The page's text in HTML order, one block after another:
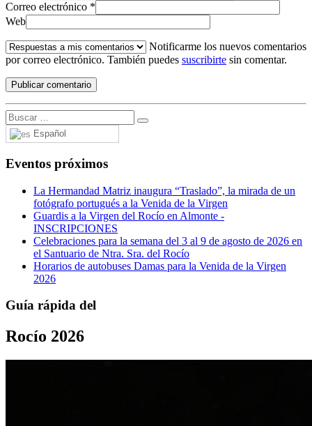
Correo electrónico *
Web
Notificarme los nuevos comentarios
por correo electrónico. También puedes suscribirte sin comentar.
Español
Eventos próximos
La Hermandad Matriz inaugura “Traslado”, la mirada de un
fotógrafo portugués a la Venida de la Virgen
Guardis a la Virgen del Rocío en Almonte -
INSCRIPCIONES
Celebraciones para la semana del 3 al 9 de agosto de 2026 en
el Santuario de Ntra. Sra. del Rocío
Horarios de autobuses Damas para la Venida de la Virgen
2026
Guía rápida del
Rocío 2026